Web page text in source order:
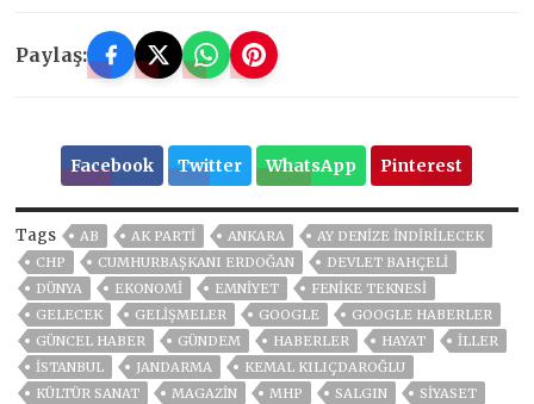
Paylaş:
Facebook Twitter WhatsApp Pinterest
Tags AB AK PARTİ ANKARA
AY DENIZE INDIRILECEK
CHP
CUMHURBAŞKANI ERDOĞAN
DEVLET BAHÇELİ
DÜNYA
EKONOMİ EMNİYET
FENIKE TEKNESI
GELECEK
GELIŞMELER GOOGLE
GOOGLE HABERLER
GÜNCEL HABER
GÜNDEM HABERLER HAYAT
İLLER
ISTANBUL
JANDARMA
KEMAL KILIÇDAROĞLU
KÜLTÜR SANAT
MAGAZİN MHP SALGIN
SİYASET